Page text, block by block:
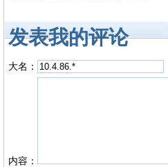
发表我的评论
大名：
内容：